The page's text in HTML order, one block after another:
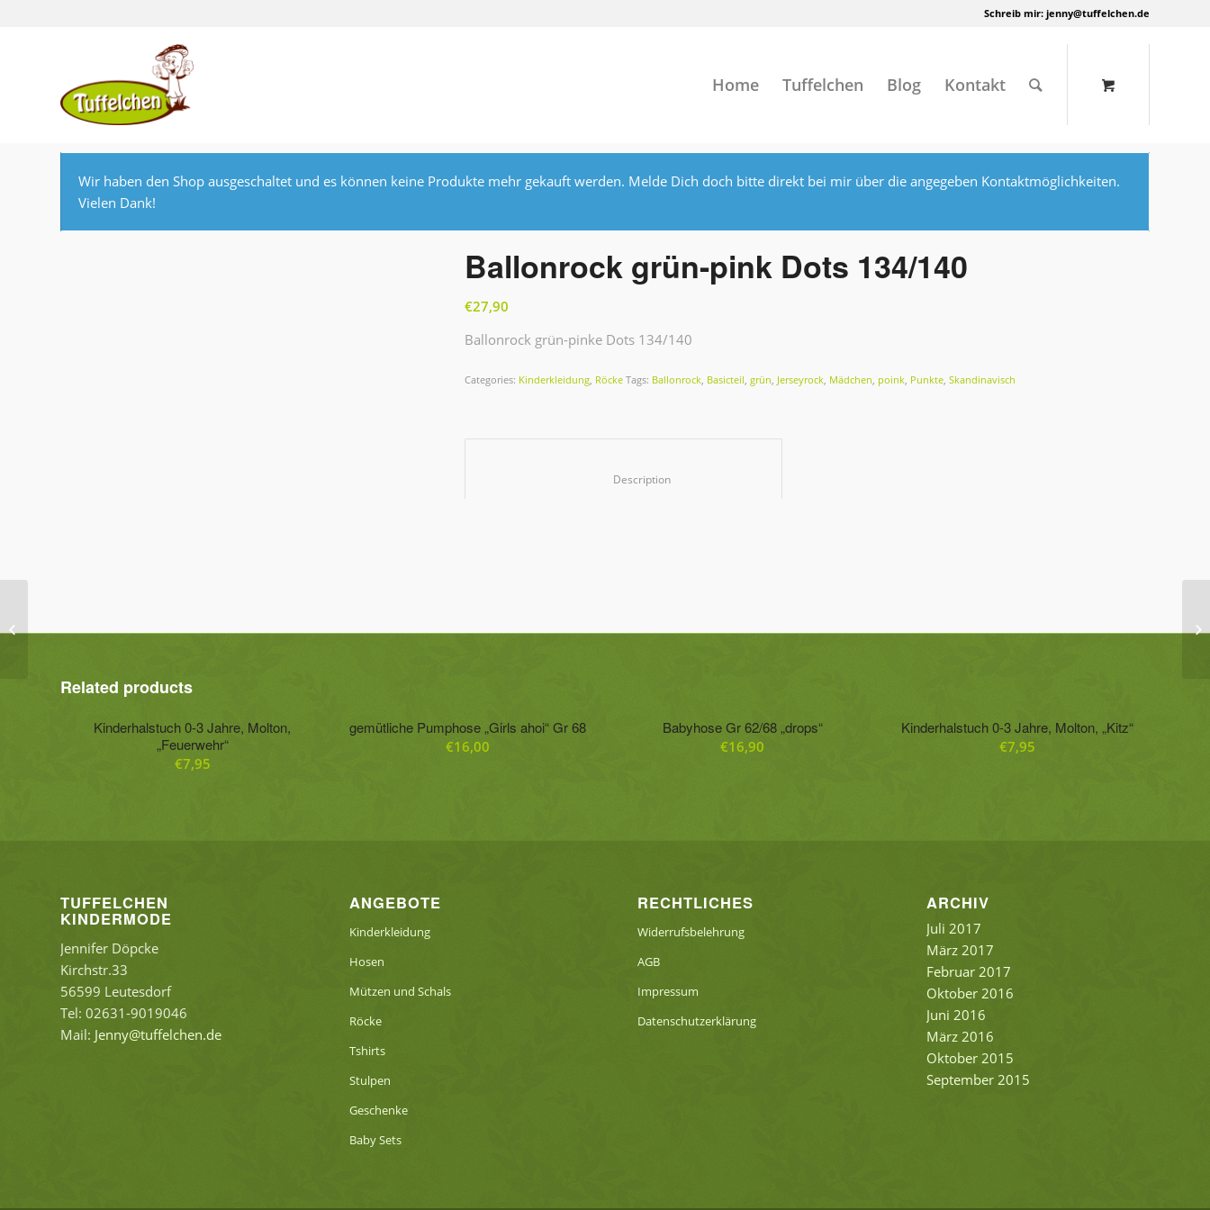
Schreib mir: jenny@tuffelchen.de
Home Tuffelchen Blog Kontakt
Wir haben den Shop ausgeschaltet und es können keine Produkte mehr gekauft werden. Melde Dich doch bitte direkt bei mir über die angegeben Kontaktmöglichkeiten.
Vielen Dank!
Ballonrock grün-pink Dots 134/140
€27,90
Ballonrock grün-pinke Dots 134/140
Categories: Kinderkleidung Röcke Tags: Ballonrock Basicteil ,grün Jerseyrock Mädchen poink Punkte ,Skandinavisch
Related products
Kinderhalstuch 0-3 Jahre, Molton,
„Feuerwehr“
€7,95
gemütliche Pumphose „Girls ahoi“ Gr 68
€16,00
Babyhose Gr 62/68 „drops“
€16,90
Kinderhalstuch 0-3 Jahre, Molton, „Kitz“
€7,95
TUFFELCHEN
KINDERMODE
Jennifer Döpcke
Kirchstr.33
56599 Leutesdorf
Tel: 02631-9019046
Mail: Jenny@tuffelchen.de
ANGEBOTE
Kinderkleidung
Hosen
Mützen und Schals
Röcke
Tshirts
Stulpen
Geschenke
Baby Sets
RECHTLICHES
Widerrufsbelehrung
AGB
Impressum
Datenschutzerklärung
ARCHIV
Juli 2017
März 2017
Februar 2017
Oktober 2016
Juni 2016
März 2016
Oktober 2015
September 2015
110/116